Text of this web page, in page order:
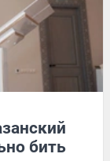
бить